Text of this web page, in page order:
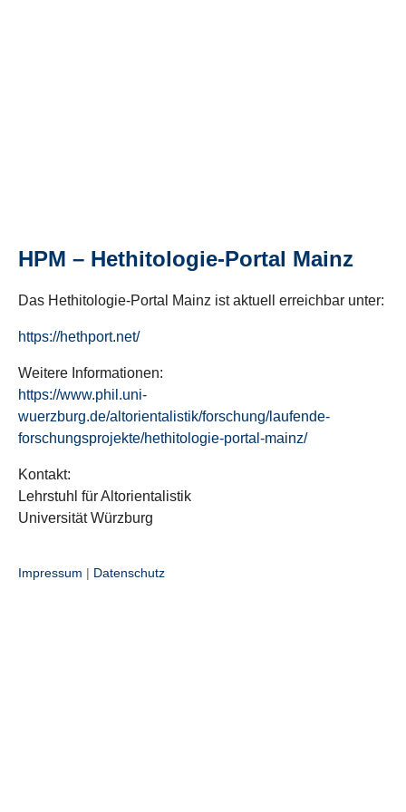
HPM – Hethitologie-Portal Mainz
Das Hethitologie-Portal Mainz ist aktuell erreichbar unter:
https://hethport.net/
Weitere Informationen:
https://www.phil.uni-
wuerzburg.de/altorientalistik/forschung/laufende-
forschungsprojekte/hethitologie-portal-mainz/
Kontakt:
Lehrstuhl für Altorientalistik
Universität Würzburg
Impressum | Datenschutz